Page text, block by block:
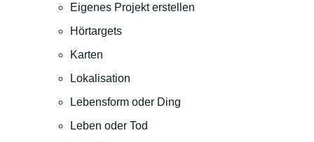
Eigenes Projekt erstellen
Hörtargets
Karten
Lokalisation
Lebensform oder Ding
Leben oder Tod